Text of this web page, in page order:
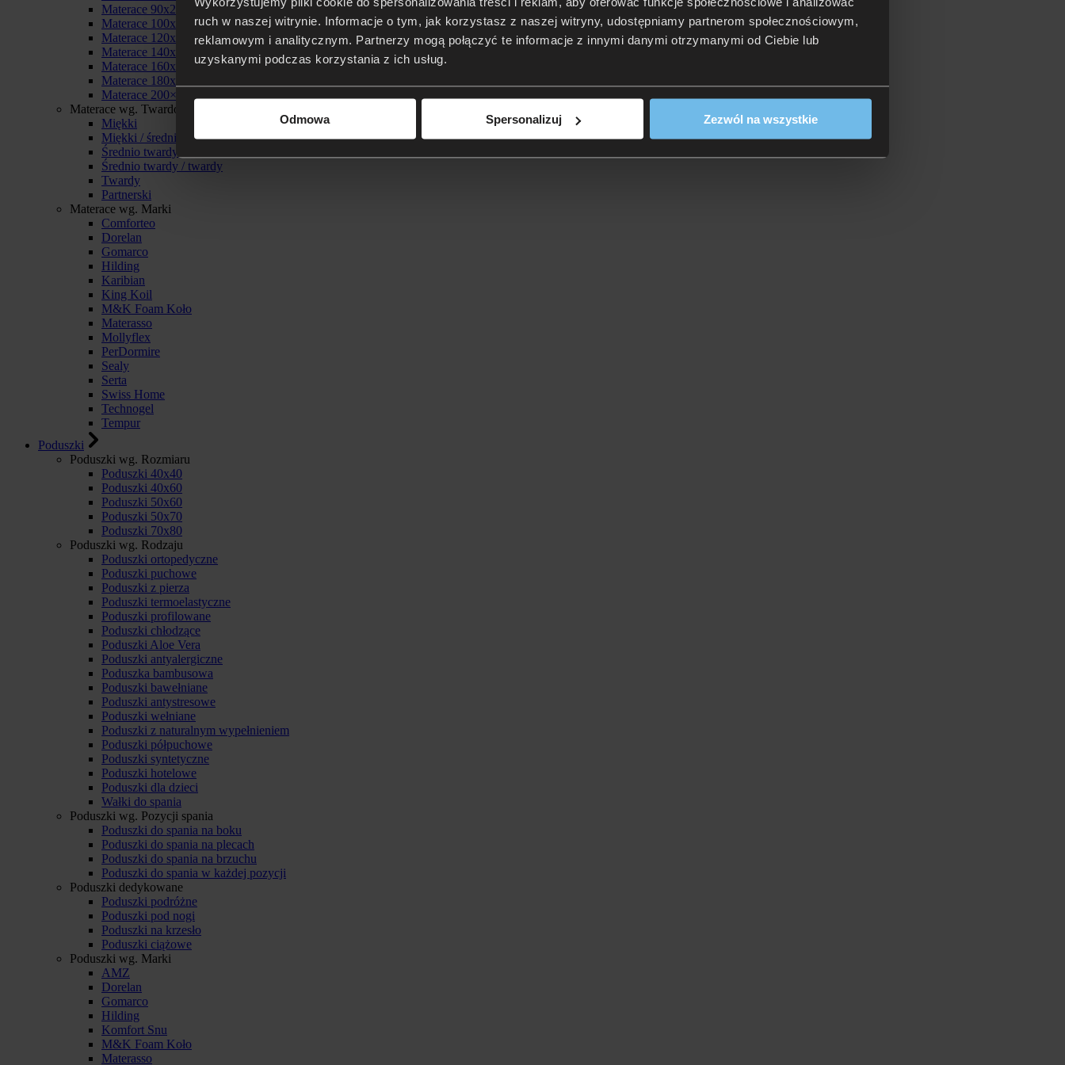
ruch w naszej witrynie. Informacje o tym, jak korzystasz z naszej witryny, udostępniamy partnerom społecznościowym,
reklamowym i analitycznym. Partnerzy mogą połączyć te informacje z innymi danymi otrzymanymi od Ciebie lub
uzyskanymi podczas korzystania z ich usług.
Odmowa Spersonalizuj Zezwól na wszystkie
Materace 90x200
Materace 100x200
Materace 120x200
Materace 140x200
Materace 160x200
Materace 180x200
Materace 200×200
Materace wg. Twardości
Miękki
Miękki / średnio twardy
Średnio twardy
Średnio twardy / twardy
Twardy
Partnerski
Materace wg. Marki
Comforteo
Dorelan
Gomarco
Hilding
Karibian
King Koil
M&K Foam Koło
Materasso
Mollyflex
PerDormire
Sealy
Serta
Swiss Home
Technogel
Tempur
Poduszki
Poduszki wg. Rozmiaru
Poduszki 40x40
Poduszki 40x60
Poduszki 50x60
Poduszki 50x70
Poduszki 70x80
Poduszki wg. Rodzaju
Poduszki ortopedyczne
Poduszki puchowe
Poduszki z pierza
Poduszki termoelastyczne
Poduszki profilowane
Poduszki chłodzące
Poduszki Aloe Vera
Poduszki antyalergiczne
Poduszka bambusowa
Poduszki bawełniane
Poduszki antystresowe
Poduszki wełniane
Poduszki z naturalnym wypełnieniem
Poduszki półpuchowe
Poduszki syntetyczne
Poduszki hotelowe
Poduszki dla dzieci
Wałki do spania
Poduszki wg. Pozycji spania
Poduszki do spania na boku
Poduszki do spania na plecach
Poduszki do spania na brzuchu
Poduszki do spania w każdej pozycji
Poduszki dedykowane
Poduszki podróżne
Poduszki pod nogi
Poduszki na krzesło
Poduszki ciążowe
Poduszki wg. Marki
AMZ
Dorelan
Gomarco
Hilding
Komfort Snu
M&K Foam Koło
Materasso